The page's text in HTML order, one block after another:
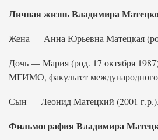
Личная жизнь Владимира
Жена — Анна Юрьевна Матецкая
Дочь — Мария (род. 17 октября
МГИМО, факультет международного
Сын — Леонид Матецкий (2001 г.р.).
Фильмография Владимира